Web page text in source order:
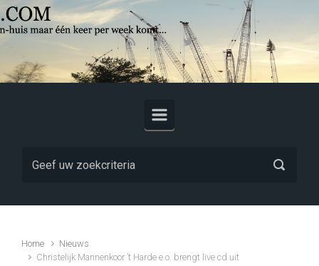
Skip to main content
Home
Nieuws
Christelijk Mannenkoor ’t Harde e.o. brengt live cd uit